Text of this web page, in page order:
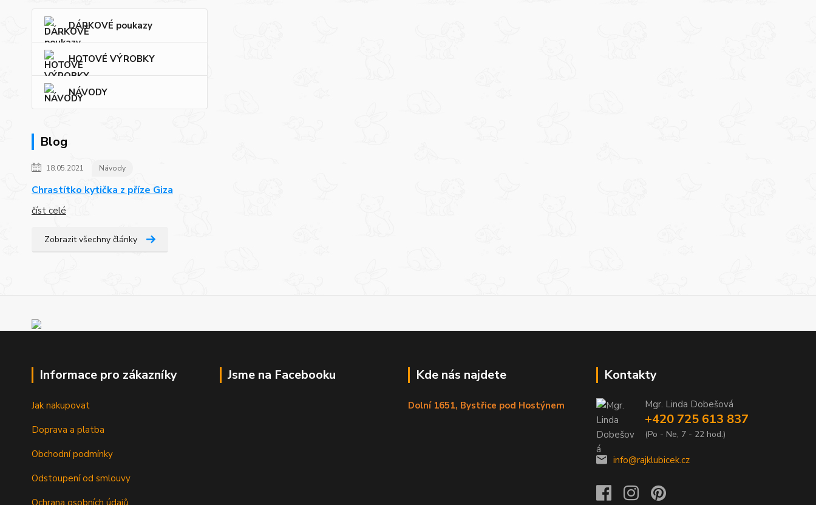
DÁRKOVÉ poukazy
HOTOVÉ VÝROBKY
NÁVODY
Blog
18.05.2021 Návody
Chrastítko kytička z příze Giza
číst celé
Zobrazit všechny články
Informace pro zákazníky
Jak nakupovat
Doprava a platba
Obchodní podmínky
Odstoupení od smlouvy
Ochrana osobních údajů
Jsme na Facebooku Kde nás najdete
Dolní 1651, Bystřice pod Hostýnem
Kontakty
Mgr. Linda Dobešová
+420 725 613 837
(Po - Ne, 7 - 22 hod.)
info@rajklubicek.cz